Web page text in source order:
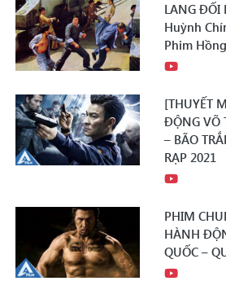
LANG ĐỐI
Huỳnh
Phim
[THUYẾT
ĐỘNG VÕ
– BÃO
RẠP 2021
PHIM
HÀNH
QUỐC –